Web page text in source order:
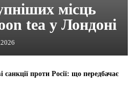
місць
tea у Лондоні
проти Росії: що передбачає